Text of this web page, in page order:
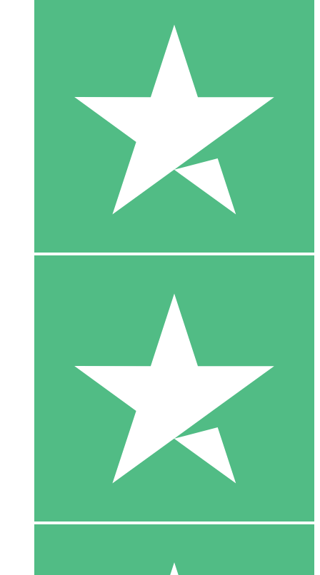
10 Descargas
20 00